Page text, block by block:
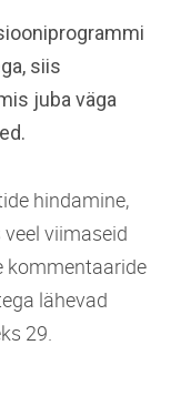
siis
juba väga
hindamine,
viimaseid
kommentaaride
lähevad
29.